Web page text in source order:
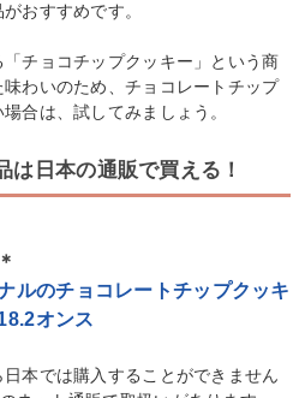
おすすめです。
チョコチップクッキー」という商
わいのため、チョコレートチップ
合は、試してみましょう。
は日本の通販で買える！
ルのチョコレートチップクッキ
オンス
本では購入することができません